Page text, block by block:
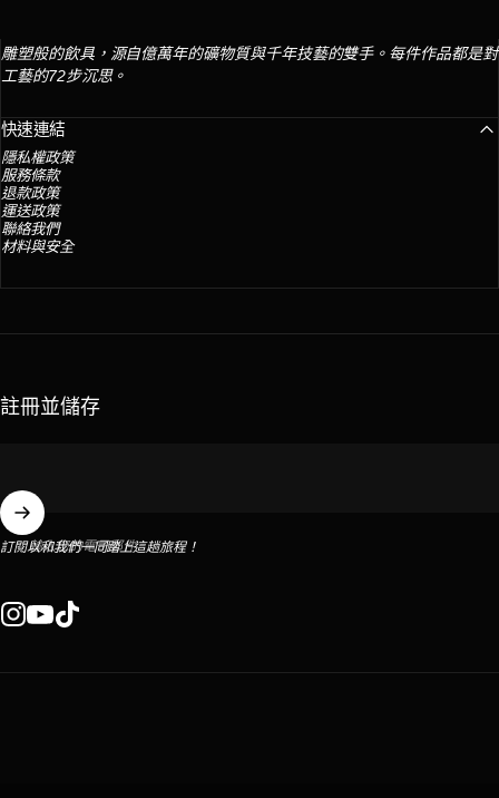
雕塑般的飲具，源自億萬年的礦物質與千年技藝的雙手。每件作品都是對
工藝的72步沉思。
快速連結
隱私權政策
服務條款
退款政策
運送政策
聯絡我們
材料與安全
註冊並儲存
輸入您的電子郵件
訂閱以和我們一同踏上這趟旅程！